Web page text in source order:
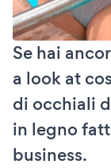
Se hai
a look at
di occhiali
in legno
business.